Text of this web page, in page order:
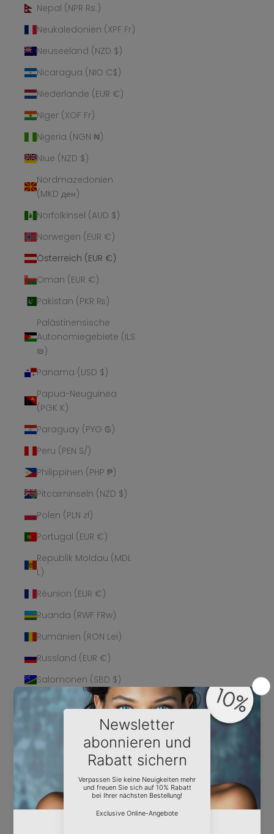
Nepal (NPR Rs.)
Neukaledonien (XPF Fr)
Neuseeland (NZD $)
Nicaragua (NIO C$)
Niederlande (EUR €)
Niger (XOF Fr)
Nigeria (NGN ₦)
Niue (NZD $)
Nordmazedonien
(MKD ден)
Norfolkinsel (AUD $)
Norwegen (EUR €)
Österreich (EUR €)
Oman (EUR €)
Pakistan (PKR ₨)
Palästinensische
Autonomiegebiete (ILS
₪)
Panama (USD $)
Papua-Neuguinea
(PGK K)
Paraguay (PYG ₲)
Peru (PEN S/)
Philippinen (PHP ₱)
Pitcairninseln (NZD $)
Polen (PLN zł)
Portugal (EUR €)
Republik Moldau (MDL
L)
Réunion (EUR €)
Ruanda (RWF FRw)
Rumänien (RON Lei)
Russland (EUR €)
Salomonen (SBD $)
Sambia (EUR €)
Samoa (WST T)
San Marino (EUR €)
São Tomé und
Príncipe (STD Db)
Saudi-Arabien (SAR